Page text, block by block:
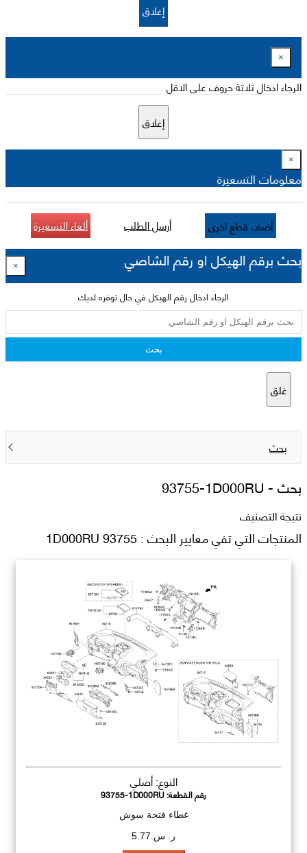
إغلاق
×
الرجاء ادخال ثلاثة حروف على الاقل
إغلاق
×
معلومات التسعيرة
أضف قطع اخرى أرسل الطلب ألغاء التسعيرة
بحث برقم الهيكل او رقم الشاصي ×
الرجاء ادخال رقم الهيكل في حال توفره لديك
بحث
غلق
بحث
بحث - 93755-1D000RU
نتيجة التصنيف
المنتجات التي تفي معايير البحث : 93755 1D000RU
النوع: أصلي
رقم القطعة:93755-1D000RU
غطاء فتحة سوش
ر. س.5.77